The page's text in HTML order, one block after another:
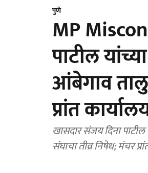
पुणे
MP
पाटील
आंबेगाव
प्रांत
खासदार संजय दिना
संघाचा तीव्र निषेध; मंचर